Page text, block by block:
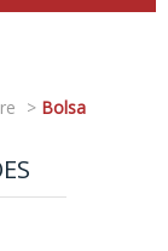
> Bolsa